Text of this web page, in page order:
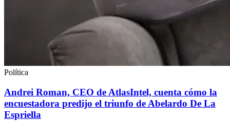
Política
Andrei Roman, CEO de AtlasIntel, cuenta cómo la
encuestadora predijo el triunfo de Abelardo De La
Espriella